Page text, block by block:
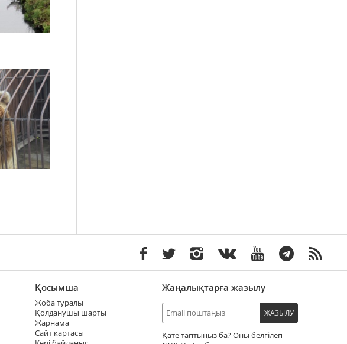
Қосымша
Жоба туралы
Қолданушы шарты
Жарнама
Сайт картасы
Жаңалықтарға жазылу
ЖАЗЫЛУ
Қате таптыңыз ба? Оны белгілеп